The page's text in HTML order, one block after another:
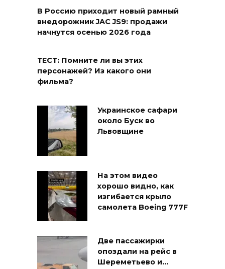
В Россию приходит новый рамный
внедорожник JAC JS9: продажи
начнутся осенью 2026 года
ТЕСТ: Помните ли вы этих
персонажей? Из какого они
фильма?
Украинское сафари
около Буск во
Львовщине
На этом видео
хорошо видно, как
изгибается крыло
самолета Boeing 777F
Две пассажирки
опоздали на рейс в
Шереметьево и…